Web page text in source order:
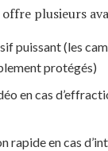
plusieurs
puissant (les
protégés)
en cas
rapide en cas